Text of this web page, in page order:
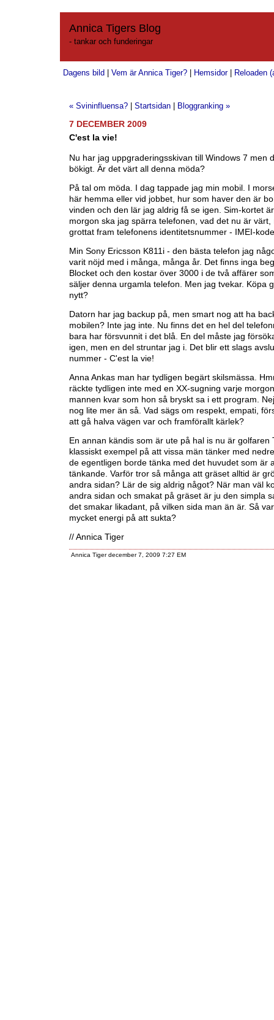
Annica Tigers Blog
- tankar och funderingar
Dagens bild Vem är Annica Tiger? Hemsidor| Reloaden
« Svininfluensa? Startsidan
Bloggranking »
7 DECEMBER 2009
C'est la vie!
Nu har jag uppgraderingsskivan till Windows 7 men
bökigt. Är det värt all denna möda?
På tal om möda. I dag tappade jag min mobil. I
här hemma eller vid jobbet, hur som haver den är
vinden och den lär jag aldrig få se igen. Sim-kortet
morgon ska jag spärra telefonen, vad det nu är värt,
grottat fram telefonens identitetsnummer - IMEI-
Min Sony Ericsson K811i - den bästa telefon jag
varit nöjd med i många, många år. Det finns inga
Blocket och den kostar över 3000 i de två affärer
säljer denna urgamla telefon. Men jag tvekar. Köpa
nytt?
Datorn har jag backup på, men smart nog att ha
mobilen? Inte jag inte. Nu finns det en hel del
bara har försvunnit i det blå. En del måste jag
igen, men en del struntar jag i. Det blir ett slags
nummer - C'est la vie!
Anna Ankas man har tydligen begärt skilsmässa.
räckte tydligen inte med en XX-sugning varje
mannen kvar som hon så bryskt sa i ett program.
nog lite mer än så. Vad sägs om respekt, empati,
att gå halva vägen var och framförallt kärlek?
En annan kändis som är ute på hal is nu är golfaren
klassiskt exempel på att vissa män tänker med
de egentligen borde tänka med det huvudet som är
tänkande. Varför tror så många att gräset alltid är
andra sidan? Lär de sig aldrig något? När man väl
andra sidan och smakat på gräset är ju den simpla
det smakar likadant, på vilken sida man än är. Så
mycket energi på att sukta?
// Annica Tiger
Annica Tiger december 7, 2009 7:27 EM